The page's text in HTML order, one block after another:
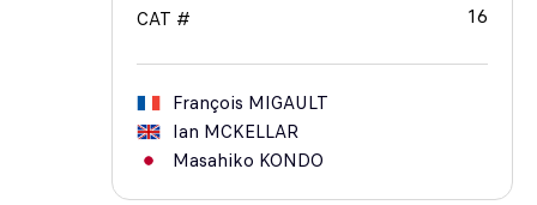
CAT #
16
François MIGAULT
Ian MCKELLAR
Masahiko KONDO